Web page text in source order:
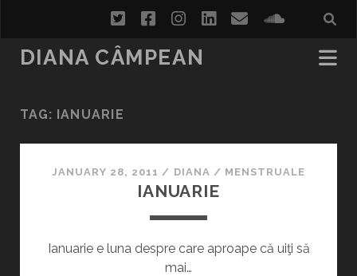
twitterfacebookinstagram
linkedin
email
DIANA CÂMPEAN
TAG: IANUARIE
JANUARY 28, 2011 / DIANA / MENSTRUALE
IANUARIE
Ianuarie e luna despre care aproape că uiţi să
mai…